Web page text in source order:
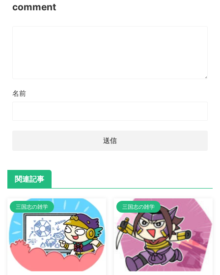
comment
名前
関連記事
三国志の雑学 三国志の雑学